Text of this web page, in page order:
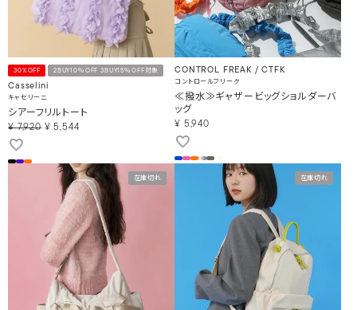
30%OFF 2BUY10％OFF 3BUY15％OFF対象
Casselini
キャセリーニ
シアーフリルトート
¥ 7,920 ¥ 5,544
CONTROL FREAK / CTFK
コントロールフリーク
≪撥水≫ギャザービッグショルダーバ
ッグ
¥ 5,940
在庫切れ 在庫切れ